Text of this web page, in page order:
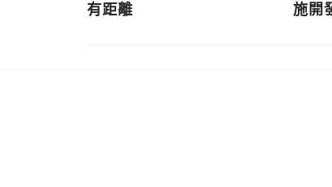
有距離
施開